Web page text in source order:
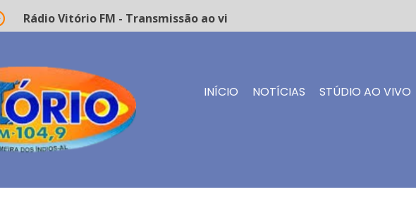
Rádio Vitório FM - Transmissão ao vivo
INÍCIO NOTÍCIAS STÚDIO AO VIVO